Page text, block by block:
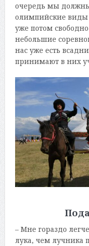
очередь мы
олимпийские виды
уже потом
небольшие
нас уже есть
принимают в них
– Мне гораздо
лука, чем лучника